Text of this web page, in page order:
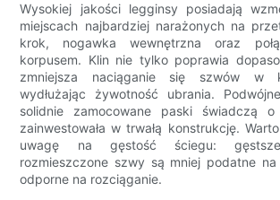
Wysokiej jakości legginsy posiadają
miejscach najbardziej narażonych na
krok, nogawka wewnętrzna oraz
korpusem. Klin nie tylko poprawia
zmniejsza naciąganie się szwów w
wydłużając żywotność ubrania.
solidnie zamocowane paski świadczą
zainwestowała w trwałą konstrukcję.
uwagę na gęstość ściegu:
rozmieszczone szwy są mniej podatne
odporne na rozciąganie.